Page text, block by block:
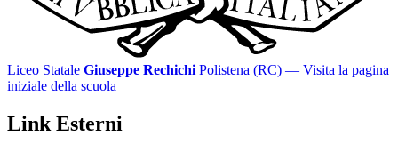
Liceo Statale Giuseppe Rechichi Polistena (RC) — Visita la pagina
iniziale della scuola
Link Esterni